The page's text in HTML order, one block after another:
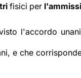
fisici per
l'accordo
e che